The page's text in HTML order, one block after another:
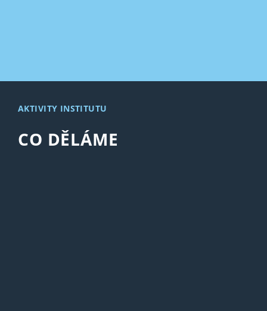
CO DĚLÁME
AKTIVITY INSTITUTU